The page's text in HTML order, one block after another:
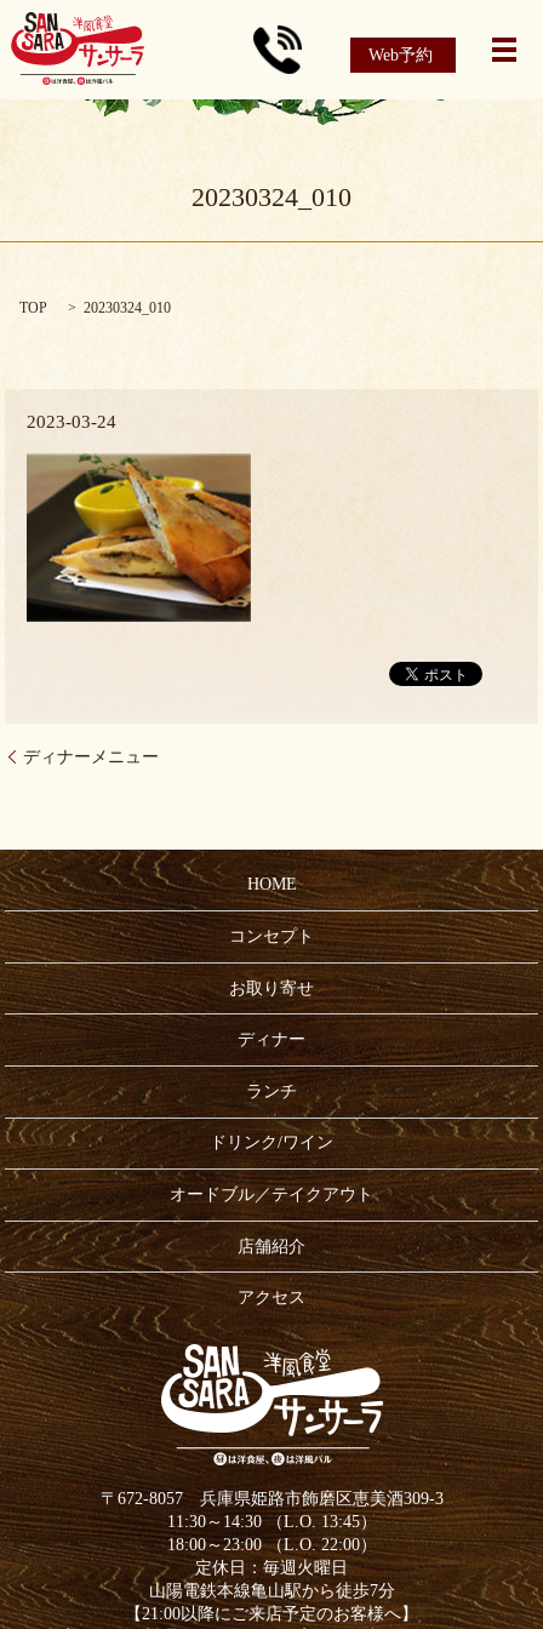
Web予約 メ
20230324_010
TOP 20230324_010
2023-03-24
ディナーメニュー
HOME
コンセプト
お取り寄せ
ディナー
ランチ
ドリンク/ワイン
オードブル／テイクアウト
店舗紹介
アクセス
〒672-8057 兵庫県姫路市飾磨区恵美酒309-3
11:30～14:30 （L.O. 13:45）
18:00～23:00 （L.O. 22:00）
定休日：毎週火曜日
山陽電鉄本線亀山駅から徒歩7分
【21:00以降にご来店予定のお客様へ】